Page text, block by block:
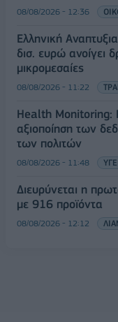
08/08/2026 - 12:36
Ελληνική
δισ. ευρώ ανοίγει
μικρομεσαίες
08/08/2026 - 11:22
Health Monitoring:
αξιοποίηση των
των πολιτών
08/08/2026 - 11:48
Διευρύνεται η
με 916 προϊόντα
08/08/2026 - 12:12